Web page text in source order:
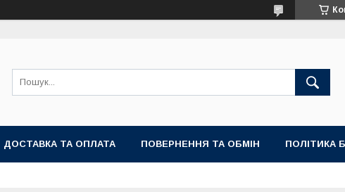
ДОСТАВКА ТА ОПЛАТА ПОВЕРНЕННЯ ТА ОБМІН ПОЛІТИКА